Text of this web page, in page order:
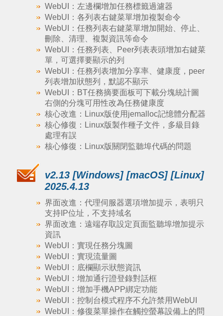
WebUI：左邊欄增加任務標籤過濾器
WebUI：各列表右鍵菜單增加複製命令
WebUI：任務列表右鍵菜單增加開始、停止、
刪除、清理、複製資訊等命令
WebUI：任務列表、Peer列表表頭增加右鍵菜
單，可選擇要顯示的列
WebUI：任務列表增加分享率、健康度，peer
列表增加狀態列，默認不顯示
WebUI：BT任務摘要面板可下載分塊統計圖
右側的分塊可用性改為任務健康度
核心改進：Linux版使用jemalloc記憶體分配器
核心修復：Linux版製作種子文件，多級目錄
處理有誤
核心修復：Linux版關閉監聽埠代碼的問題
v2.13 [Windows] [macOS] [Linux]
2025.4.13
界面改進：代理伺服器選項增加提示，表明只
支持IP位址，不支持域名
界面改進：遠端存取設定頁面監聽埠增加提示
資訊
WebUI：實現任務分塊圖
WebUI：實現流量圖
WebUI：底欄顯示狀態資訊
WebUI：增加通行證登錄對話框
WebUI：增加手機APP綁定功能
WebUI：控制台模式程序不允許禁用WebUI
WebUI：修復菜單操作在觸控螢幕設備上的問